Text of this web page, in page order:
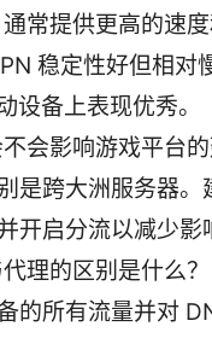
常提供更高的速
稳定性好但相对
设备上表现优秀。
会影响游戏平台的
是跨大洲服务器。
开启分流以减少影
理的区别是什么
的所有流量并对